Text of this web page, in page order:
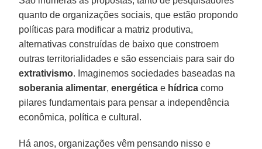
quanto de organizações sociais, que estão propondo
políticas para modificar a matriz produtiva,
alternativas construídas de baixo que constroem
outras territorialidades e são essenciais para sair do
extrativismo. Imaginemos sociedades baseadas na
soberania alimentar,energética e hídrica como
pilares fundamentais para pensar a independência
econômica, política e cultural.
Há anos, organizações vêm pensando nisso e